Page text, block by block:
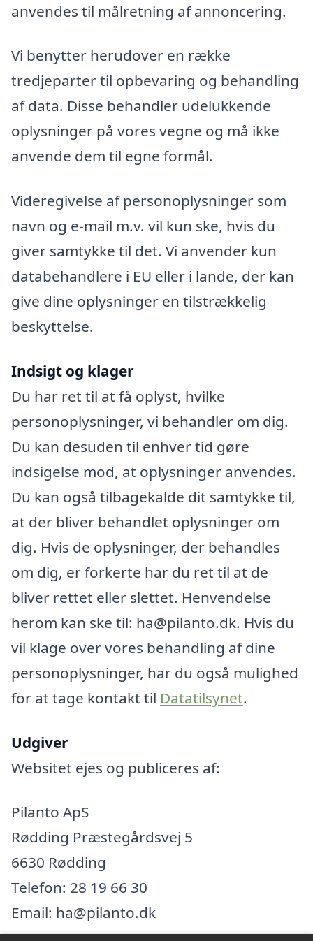
anvendes til målretning af annoncering.
Vi benytter herudover en række
tredjeparter til opbevaring og behandling
af data. Disse behandler udelukkende
oplysninger på vores vegne og må ikke
anvende dem til egne formål.
Videregivelse af personoplysninger som
navn og e-mail m.v. vil kun ske, hvis du
giver samtykke til det. Vi anvender kun
databehandlere i EU eller i lande, der kan
give dine oplysninger en tilstrækkelig
beskyttelse.
Indsigt og klager
Du har ret til at få oplyst, hvilke
personoplysninger, vi behandler om dig.
Du kan desuden til enhver tid gøre
indsigelse mod, at oplysninger anvendes.
Du kan også tilbagekalde dit samtykke til,
at der bliver behandlet oplysninger om
dig. Hvis de oplysninger, der behandles
om dig, er forkerte har du ret til at de
bliver rettet eller slettet. Henvendelse
herom kan ske til: ha@pilanto.dk. Hvis du
vil klage over vores behandling af dine
personoplysninger, har du også mulighed
for at tage kontakt til Datatilsynet.
Udgiver
Websitet ejes og publiceres af:
Pilanto ApS
Rødding Præstegårdsvej 5
6630 Rødding
Telefon: 28 19 66 30
Email: ha@pilanto.dk